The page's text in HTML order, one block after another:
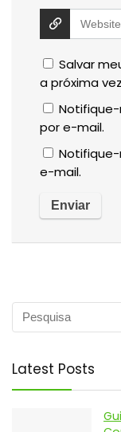
Salvar
a próxima
por e-mail.
Notifique-